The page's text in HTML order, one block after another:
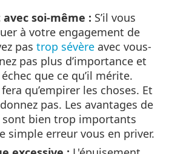
soi-même : S’il vous
à votre engagement de
pas trop sévère avec vous-
pas plus d’importance et
que ce qu’il mérite.
qu’empirer les choses. Et
pas. Les avantages de
sont bien trop importants
simple erreur vous en priver.